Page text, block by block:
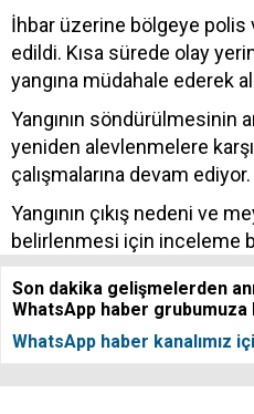
İhbar üzerine bölgeye
edildi. Kısa sürede olay
yangına müdahale ederek
Yangının söndürülmesinin
yeniden alevlenmelere
çalışmalarına devam ediyor.
Yangının çıkış nedeni ve
belirlenmesi için inceleme
Son dakika gelişmelerden
WhatsApp haber grubumuza
WhatsApp haber kanalımız